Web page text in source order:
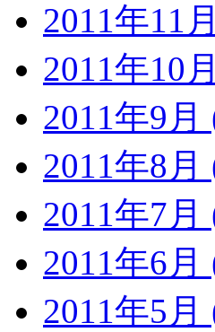
2011年11
2011年10
2011年9月
2011年8月
2011年7月
2011年6月
2011年5月